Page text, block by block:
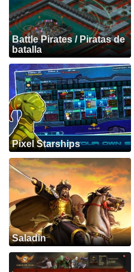
Battle Pirates / Piratas de
batalla
Pixel Starships
Saladin